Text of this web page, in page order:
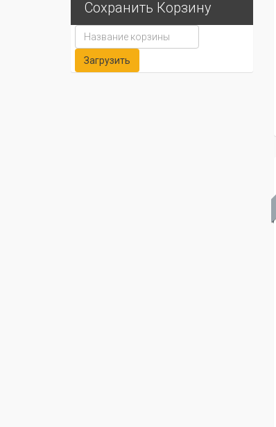
Сохранить Корзину